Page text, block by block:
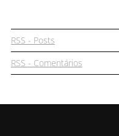
RSS - Posts
RSS - Comentários